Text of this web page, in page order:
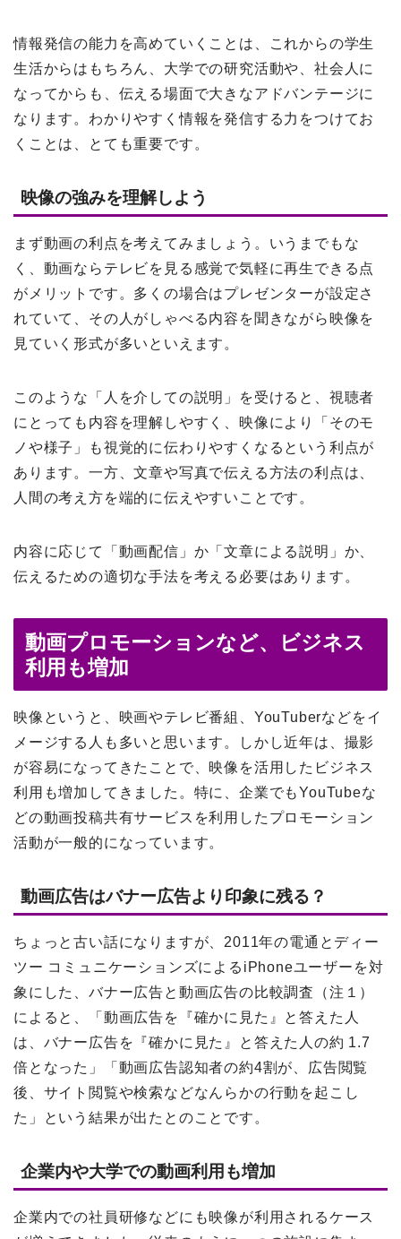
情報発信の能力を高めていくことは、これからの学生
生活からはもちろん、大学での研究活動や、社会人に
なってからも、伝える場面で大きなアドバンテージに
なります。わかりやすく情報を発信する力をつけてお
くことは、とても重要です。
映像の強みを理解しよう
まず動画の利点を考えてみましょう。いうまでもな
く、動画ならテレビを見る感覚で気軽に再生できる点
がメリットです。多くの場合はプレゼンターが設定さ
れていて、その人がしゃべる内容を聞きながら映像を
見ていく形式が多いといえます。
このような「人を介しての説明」を受けると、視聴者
にとっても内容を理解しやすく、映像により「そのモ
ノや様子」も視覚的に伝わりやすくなるという利点が
あります。一方、文章や写真で伝える方法の利点は、
人間の考え方を端的に伝えやすいことです。
内容に応じて「動画配信」か「文章による説明」か、
伝えるための適切な手法を考える必要はあります。
動画プロモーションなど、ビジネス
利用も増加
映像というと、映画やテレビ番組、YouTuberなどをイ
メージする人も多いと思います。しかし近年は、撮影
が容易になってきたことで、映像を活用したビジネス
利用も増加してきました。特に、企業でもYouTubeな
どの動画投稿共有サービスを利用したプロモーション
活動が一般的になっています。
動画広告はバナー広告より印象に残る？
ちょっと古い話になりますが、2011年の電通とディー
ツー コミュニケーションズによるiPhoneユーザーを対
象にした、バナー広告と動画広告の比較調査（注１）
によると、「動画広告を『確かに見た』と答えた人
は、バナー広告を『確かに見た』と答えた人の約 1.7
倍となった」「動画広告認知者の約4割が、広告閲覧
後、サイト閲覧や検索などなんらかの行動を起こし
た」という結果が出たとのことです。
企業内や大学での動画利用も増加
企業内での社員研修などにも映像が利用されるケース